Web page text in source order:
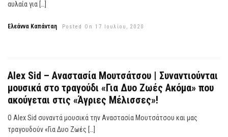
αυλαία για […]
Ελεάννα Καπάνταη Posted On 17 Ιουλίου, 2020
Alex Sid – Αναστασία Μουτσάτσου | Συναντιούνται
μουσικά στο τραγούδι «Για Δυο Ζωές Ακόμα» που
ακούγεται στις «Άγριες Μέλισσες»!
Ο Alex Sid συναντά μουσικά την Αναστασία Μουτσάτσου και μας
τραγουδούν «Για Δυο Ζωές […]